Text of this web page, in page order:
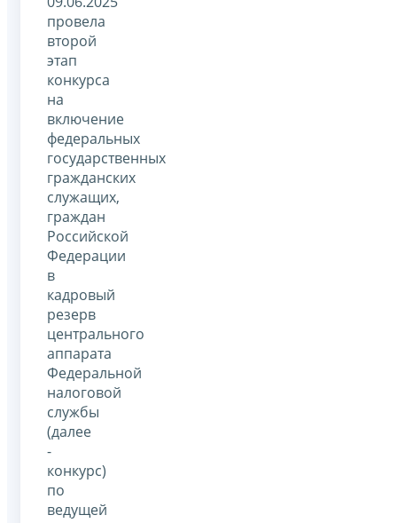
провела
второй
этап
конкурса
на
включение
федеральных
государственных
гражданских
служащих,
граждан
Российской
Федерации
в
кадровый
резерв
центрального
аппарата
Федеральной
налоговой
службы
(далее
-
конкурс)
по
ведущей